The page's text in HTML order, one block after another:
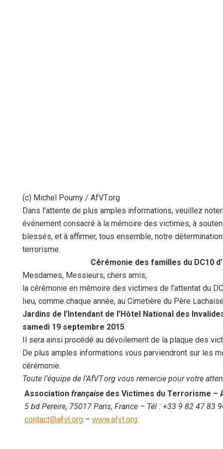
(c) Michel Pourny / AfVT.org
Dans l’attente de plus amples informations, veuillez
événement consacré à la mémoire des victimes, à
blessés, et à affirmer, tous ensemble, notre
terrorisme.
Cérémonie des familles du DC10
Mesdames, Messieurs, chers amis,
la cérémonie en mémoire des victimes de l’attentat du
lieu, comme chaque année, au Cimetière du Père
Jardins de l’Intendant de l’Hôtel National des
samedi 19 septembre 2015.
Il sera ainsi procédé au dévoilement de la plaque des
De plus amples informations vous parviendront sur les
cérémonie.
Toute l’équipe de l’AfVT.org vous remercie pour votre
Association française des Victimes du Terrorisme –
5 bd Pereire, 75017 Paris, France – Tél : +33 9 82 47 83
contact@afvt.org – www.afvt.org